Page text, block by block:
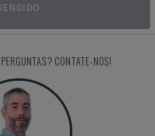
CONTATE-NOS!